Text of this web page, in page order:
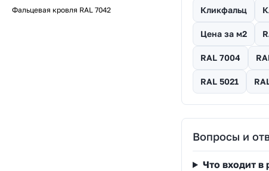
Кликфальц
Цена за м2
RAL 7004
RAL 5021
Вопросы и
Что входит в
Фальцевая кровля RAL 7042